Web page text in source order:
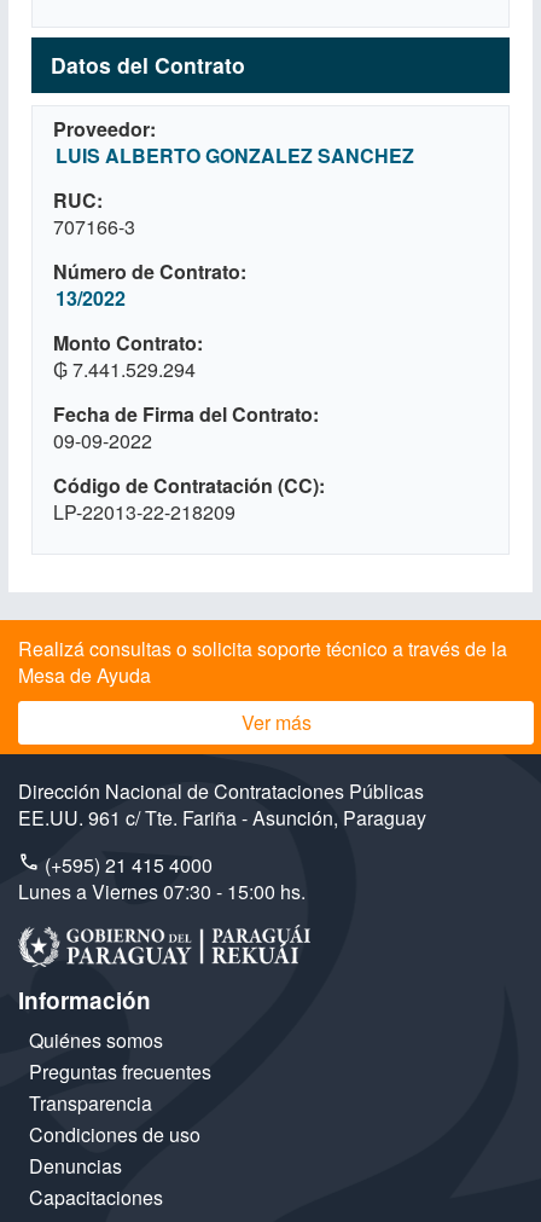
Datos del Contrato
Proveedor
LUIS ALBERTO GONZALEZ SANCHEZ
RUC
707166-3
Número de Contrato
13/2022
Monto Contrato
₲ 7.441.529.294
Fecha de Firma del Contrato
09-09-2022
Código de Contratación (CC)
LP-22013-22-218209
Realizá consultas o solicita soporte técnico a través de la
Mesa de Ayuda
Ver más
Dirección Nacional de Contrataciones Públicas
EE.UU. 961 c/ Tte. Fariña - Asunción, Paraguay
(+595) 21 415 4000
Lunes a Viernes 07:30 - 15:00 hs.
Información
Quiénes somos
Preguntas frecuentes
Transparencia
Condiciones de uso
Denuncias
Capacitaciones